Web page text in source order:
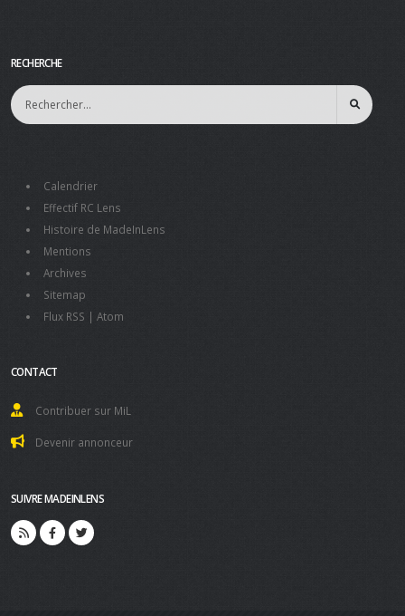
RECHERCHE
Calendrier
Effectif RC Lens
Histoire de MadeInLens
Mentions
Archives
Sitemap
Flux RSS | Atom
CONTACT
Contribuer sur MiL
Devenir annonceur
SUIVRE MADEINLENS